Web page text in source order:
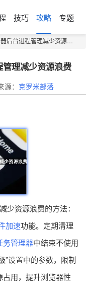
技巧 攻略 专题
台进程管理减少资源浪费
理减少资源浪费
源： 克罗米部落
少资源浪费的方法：
加速功能。定期清理
务管理器中结束不使用
”设置中的参数，限制
用，提升浏览器性